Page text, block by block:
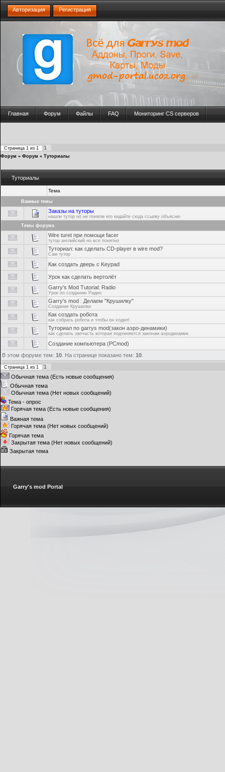
Авторизация Регистрация
Главная Форум Файлы FAQ Мониторинг CS серверов
Страница 1 из 1 1
Форум » Форум » Туториалы
Туториалы
Тема
Важные темы
Заказы на туторы
нашли тутор но не поняли его кидайте сюда ссылку объясню
Темы форума
Wire turet при помощи facer
тутор английский но все понятно
Туториал: как сделать CD-player в wire mod?
Сам тутор
Как создать дверь с Keypad
Урок как сделать вертолёт
Garry's Mod Tutorial: Radio
Урок по созданию Радио
Garry's mod : Делаем "Крушилку"
Создание Крушилки
Как создать робота
как собрать робота и чтобы он ходил!
Туториал по garrys mod(закон аэро-динамики)
как сделать запчасть которая подчиняется законам аэродинамик
Создание компьютера (PCmod)
В этом форуме тем: 10 . На странице показано тем: 10
Страница 1 из 1
1
Обычная тема (Есть новые сообщения)
Обычная тема
Обычная тема (Нет новых сообщений)
Тема - опрос
Горячая тема (Есть новые сообщения)
Важная тема
Горячая тема (Нет новых сообщений)
Горячая тема
Закрытая тема (Нет новых сообщений)
Закрытая тема
Garry's mod Portal